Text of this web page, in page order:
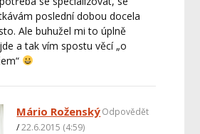
poslední dobou docela
Ale buhužel mi to úplně
a tak vím spostu věcí „o
Mário Roženský
22.6.2015 (4:59)
Odpovědět